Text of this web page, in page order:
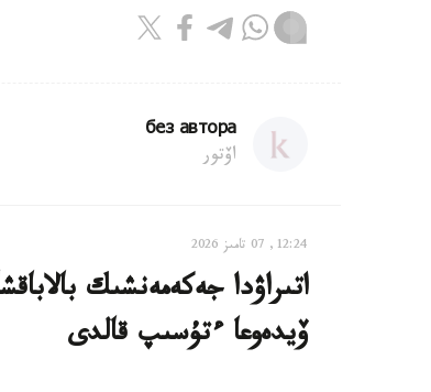
без автора
اۆتور
12:24, 07 تامىز 2026
اتىراۋدا جەكەمەنشىك
ۆيدەوعا ءتۇسىپ قالدى